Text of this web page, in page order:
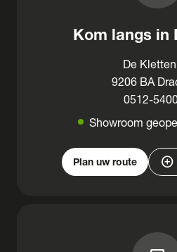
Kom langs in
De
9206 BA
0512-
Showroom
Plan uw route add_circle